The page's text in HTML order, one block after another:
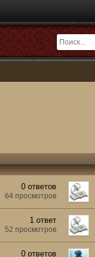
0 ответов
64 просмотров
1 ответ
52 просмотров
0 ответов